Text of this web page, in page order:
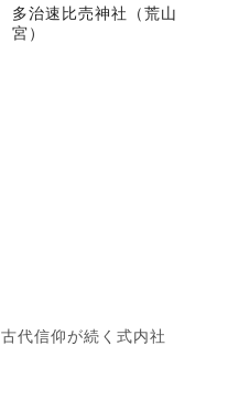
多治速比売神社（荒山
宮）
古代信仰が続く式内社